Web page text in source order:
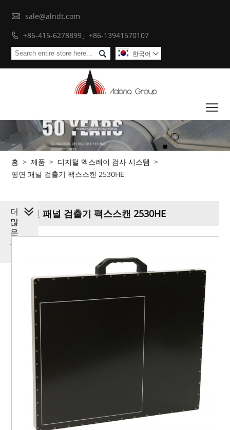
 sale@alndt.com
 +86-415-6278899、+86-13941570107
 한국어 
홈 > 제품 > 디지털 엑스레이 검사 시스템 >
평면 패널 검출기 팩스스캔 2530HE
평면 패널 검출기 팩스스캔 2530HE
더
많
은
제
품